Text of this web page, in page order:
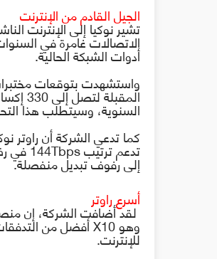
الجيل القادم من الإنترنت
تشير نوكيا إلى الإنترنت
الاتصالات غامرة في
أدوات الشبكة الحالية.
واستشهدت بتوقعات
السنوية، وسيتطلب هذا
تدعم ترتيب144Tbpsفي
إلى رفوف تبديل منفصلة.
أسرع راوتر
لقد أضافت الشركة، إن
وهو 10 Xللإنترنت.